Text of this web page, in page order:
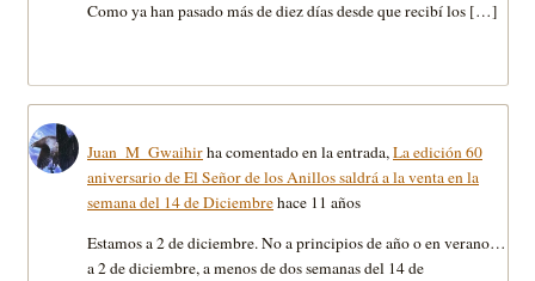
Como ya han pasado más de diez días desde que recibí los […]
Juan_M_Gwaihirha comentado en la entrada,La edición 60
aniversario de El Señor de los Anillos saldrá a la venta en la
semana del 14 de Diciembrehace 11 años
Estamos a 2 de diciembre. No a principios de año o en verano…
a 2 de diciembre, a menos de dos semanas del 14 de